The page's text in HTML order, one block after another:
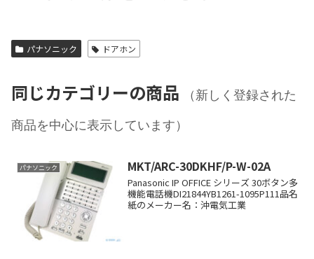
パナソニック ドアホン
同じカテゴリーの商品
（新しく登録された
商品を中心に表示しています）
パナソニック MKT/ARC-30DKHF/P-W-02A
Panasonic IP OFFICE シリーズ 30ボタン多
機能電話機DI21844YB1261-1095P111品名
紙のメーカー名：沖電気工業